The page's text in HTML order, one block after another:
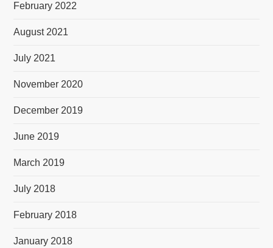
February 2022
August 2021
July 2021
November 2020
December 2019
June 2019
March 2019
July 2018
February 2018
January 2018